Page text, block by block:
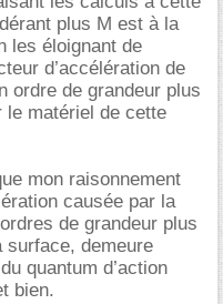
plus M est à la
les éloignant de
d’accélération de
ordre de grandeur plus
le matériel de cette
mon raisonnement
causée par la
de grandeur plus
surface, demeure
quantum d’action
bien.